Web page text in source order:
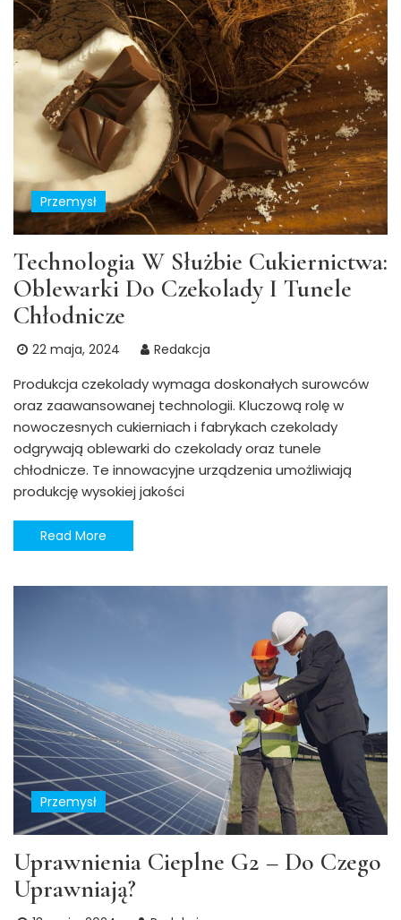
Przemysł
Technologia W Służbie Cukiernictwa:
Oblewarki Do Czekolady I Tunele
Chłodnicze
22 maja, 2024 Redakcja
Produkcja czekolady wymaga doskonałych surowców
oraz zaawansowanej technologii. Kluczową rolę w
nowoczesnych cukierniach i fabrykach czekolady
odgrywają oblewarki do czekolady oraz tunele
chłodnicze. Te innowacyjne urządzenia umożliwiają
produkcję wysokiej jakości
Read More
Przemysł
Uprawnienia Cieplne G2 – Do Czego
Uprawniają?